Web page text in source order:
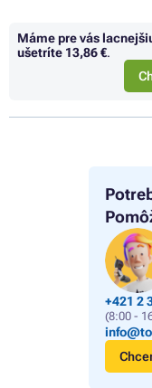
+421 2
(8:00 -
Máme pre vás
ušetríte 13,86 €.